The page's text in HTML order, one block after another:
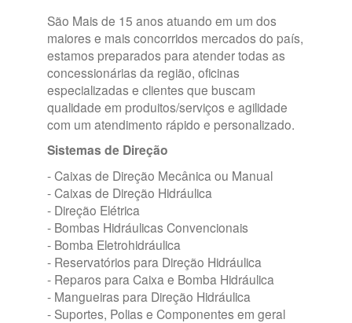
São Mais de 15 anos atuando em um dos
maiores e mais concorridos mercados do país,
estamos preparados para atender todas as
concessionárias da região, oficinas
especializadas e clientes que buscam
qualidade em produitos/serviços e agilidade
com um atendimento rápido e personalizado.
Sistemas de Direção
- Caixas de Direção Mecânica ou Manual
- Caixas de Direção Hidráulica
- Direção Elétrica
- Bombas Hidráulicas Convencionais
- Bomba Eletrohidráulica
- Reservatórios para Direção Hidráulica
- Reparos para Caixa e Bomba Hidráulica
- Mangueiras para Direção Hidráulica
- Suportes, Polias e Componentes em geral